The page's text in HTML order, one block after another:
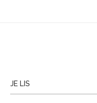
JE LIS